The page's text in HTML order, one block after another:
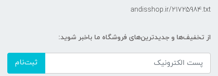
andisshop.ir/21725984.txt
از تخفیف‌ها و جدیدترین‌های فروشگاه ما باخبر شوید:
ثبت‌نام